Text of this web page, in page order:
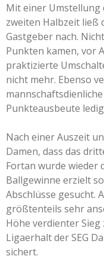
Mit einer
zweiten Halbzeit ließ
Gastgeber nach.
Punkten kamen, vor
praktizierte
nicht mehr. Ebenso
Punkteausbeute
Nach einer Auszeit
Damen, dass das
Fortan wurde wieder
Ballgewinne erzielt
Abschlüsse gesucht.
größtenteils sehr
Höhe verdienter
Ligaerhalt der SEG
sichert.